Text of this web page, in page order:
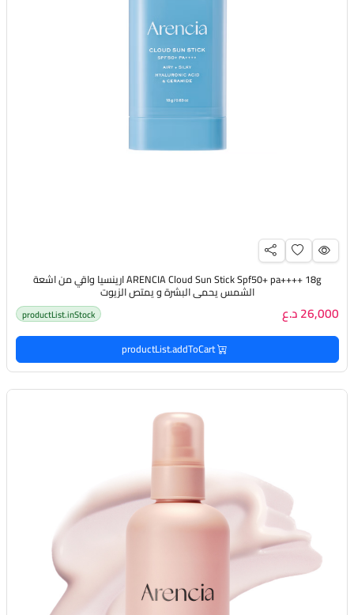
ARENCIA Cloud Sun Stick Spf50+ pa++++ 18g ارينسيا واقي من اشعة
الشمس يحمي البشرة و يمتص الزيوت
26,000 د.ع productList.inStock
productList.addToCart